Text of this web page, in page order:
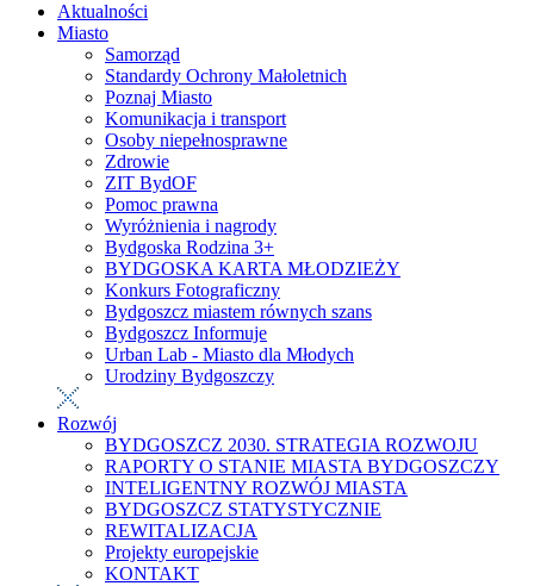
Aktualności
Miasto
Samorząd
Standardy Ochrony Małoletnich
Poznaj Miasto
Komunikacja i transport
Osoby niepełnosprawne
Zdrowie
ZIT BydOF
Pomoc prawna
Wyróżnienia i nagrody
Bydgoska Rodzina 3+
BYDGOSKA KARTA MŁODZIEŻY
Konkurs Fotograficzny
Bydgoszcz miastem równych szans
Bydgoszcz Informuje
Urban Lab - Miasto dla Młodych
Urodziny Bydgoszczy
Rozwój
BYDGOSZCZ 2030. STRATEGIA ROZWOJU
RAPORTY O STANIE MIASTA BYDGOSZCZY
INTELIGENTNY ROZWÓJ MIASTA
BYDGOSZCZ STATYSTYCZNIE
REWITALIZACJA
Projekty europejskie
KONTAKT